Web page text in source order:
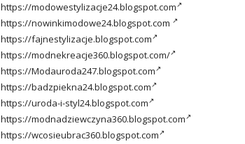
https://modowestylizacje24.blogspot.com
https://nowinkimodowe24.blogspot.com
https://fajnestylizacje.blogspot.com
https://modnekreacje360.blogspot.com/
https://Modauroda247.blogspot.com
https://badzpiekna24.blogspot.com
https://uroda-i-styl24.blogspot.com
https://modnadziewczyna360.blogspot.com
https://wcosieubrac360.blogspot.com